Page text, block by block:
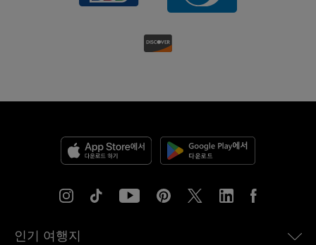
인기 여행지